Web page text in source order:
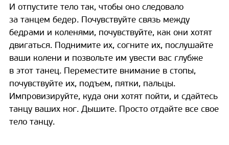
И отпустите тело так, чтобы оно следовало
за танцем бедер. Почувствуйте связь между
бедрами и коленями, почувствуйте, как они хотят
двигаться. Поднимите их, согните их, послушайте
ваши колени и позвольте им увести вас глубже
в этот танец. Переместите внимание в стопы,
почувствуйте их, подъем, пятки, пальцы.
Импровизируйте, куда они хотят пойти, и сдайтесь
танцу ваших ног. Дышите. Просто отдайте все свое
тело танцу.